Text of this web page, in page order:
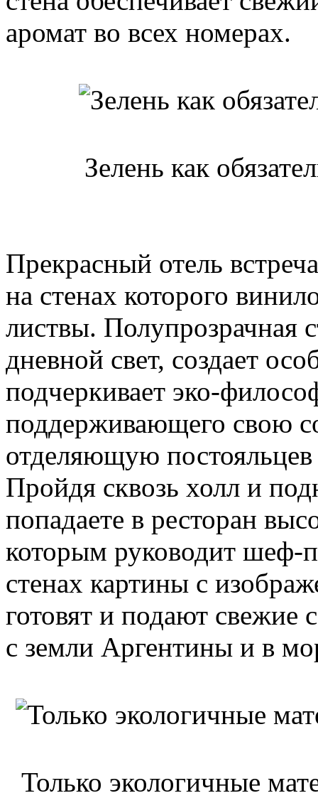
аромат во всех номерах.
Зелень как
Прекрасный отель
на стенах которого
листвы. Полупрозрачная
дневной свет, создает
подчеркивает эко-
поддерживающего свою
отделяющую
Пройдя сквозь холл и
попадаете в ресторан
которым руководит шеф-
стенах картины с
готовят и подают свежие
с земли Аргентины и в
Только экологичные